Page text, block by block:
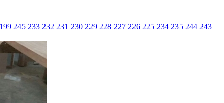
199 245 233 232 231 230 229 228 227 226 225 234 235 244 243